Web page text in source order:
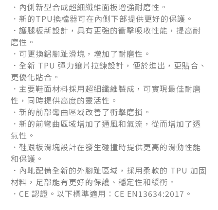
．內側新型合成超細纖維面板增強耐磨性。
．新的TPU換檔器可在內側下部提供更好的保護。
．護腿板新設計，具有更強的衝擊吸收性能，提高耐
磨性。
．可更換鋁腳趾滑塊，增加了耐磨性。
．全新 TPU 彈力鑲片拉鍊設計，便於進出，更貼合、
更優化貼合。
．主要鞋面材料採用超細纖維製成，可實現最佳耐磨
性，同時提供高度的靈活性。
．新的前部彎曲區域改善了衝擊磨損。
．新的前彎曲區域增加了通風和氣流，從而增加了透
氣性。
．鞋跟板滑塊設計在發生碰撞時提供更高的滑動性能
和保護。
．內靴配備全新的外腳趾區域，採用柔軟的 TPU 加固
材料，足部能有更好的保護、穩定性和緩衝。
．CE 認證。以下標準適用：CE EN13634:2017。